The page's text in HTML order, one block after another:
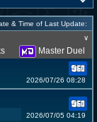
& Time of Last Update:
∨
Master Duel
2026/07/26 08:28
2026/07/05 04:19